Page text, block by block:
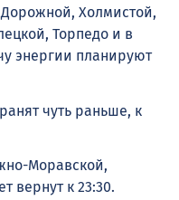
Холмистой,
Торпедо и в
энергии планируют
чуть раньше, к
Моравской,
вернут к 23:30.